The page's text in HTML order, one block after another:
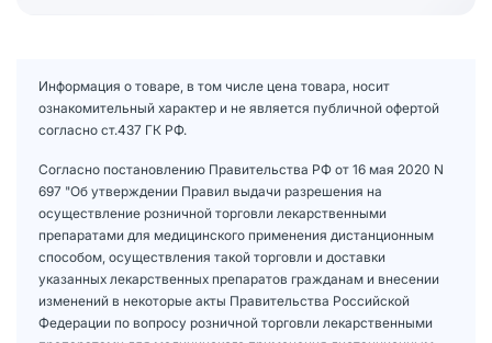
Информация о товаре, в том числе цена товара, носит
ознакомительный характер и не является публичной офертой
согласно ст.437 ГК РФ.
Согласно постановлению Правительства РФ от 16 мая 2020 N
697 "Об утверждении Правил выдачи разрешения на
осуществление розничной торговли лекарственными
препаратами для медицинского применения дистанционным
способом, осуществления такой торговли и доставки
указанных лекарственных препаратов гражданам и внесении
изменений в некоторые акты Правительства Российской
Федерации по вопросу розничной торговли лекарственными